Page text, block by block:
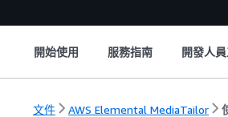
開始使用 服務指南 開發人
文件 AWS Elemental MediaTailor